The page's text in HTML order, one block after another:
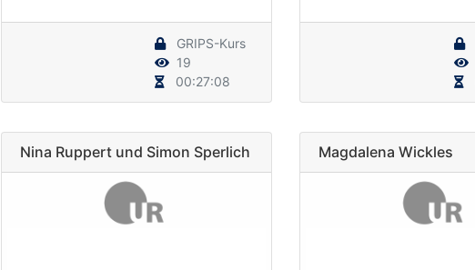
GRIPS-Kurs
19
00:27:08
Nina Ruppert und Simon Sperlich Magdalena Wickles